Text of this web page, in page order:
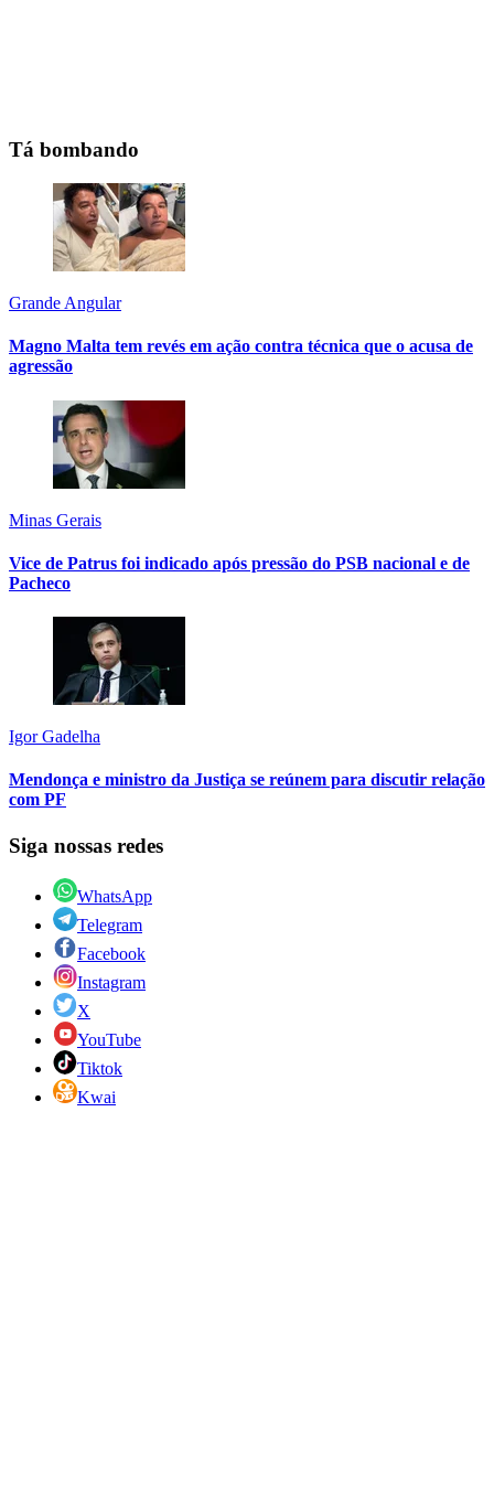
Tá bombando
Grande Angular
Magno Malta tem revés em ação contra técnica que o acusa de
agressão
Minas Gerais
Vice de Patrus foi indicado após pressão do PSB nacional e de
Pacheco
Igor Gadelha
Mendonça e ministro da Justiça se reúnem para discutir relação
com PF
Siga nossas redes
WhatsApp
Telegram
Facebook
Instagram
X
YouTube
Tiktok
Kwai